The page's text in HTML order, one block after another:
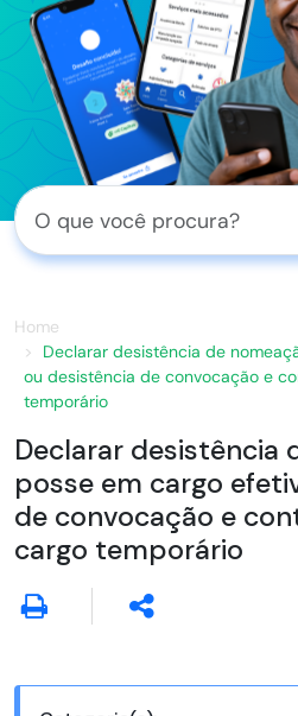
Home
Declarar desistência de
ou desistência de convocação e
temporário
Declarar desistência
posse em cargo
de convocação e
cargo temporário